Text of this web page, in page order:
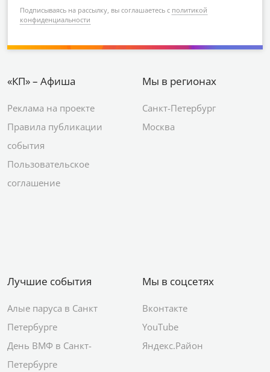
Подписываясь на рассылку, вы соглашаетесь с политикой
конфиденциальности
«КП» – Афиша
Реклама на проекте
Правила публикации
события
Пользовательское
соглашение
Мы в регионах
Санкт-Петербург
Москва
Лучшие события
Алые паруса в Санкт
Петербурге
День ВМФ в Санкт-
Петербурге
Мы в соцсетях
Вконтакте
YouTube
Яндекс.Район